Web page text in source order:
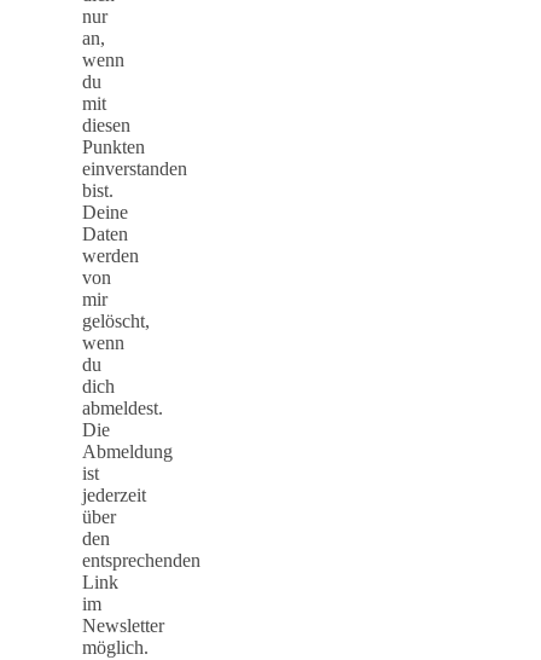
nur
an,
wenn
du
mit
diesen
Punkten
einverstanden
bist.
Deine
Daten
werden
von
mir
gelöscht,
wenn
du
dich
abmeldest.
Die
Abmeldung
ist
jederzeit
über
den
entsprechenden
Link
im
Newsletter
möglich.